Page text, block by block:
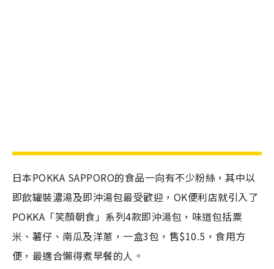
日本POKKA SAPPORO的食品一向有不少粉絲，其中以
即飲罐裝濃湯及即沖湯包最受歡迎，OK便利店就引入了
POKKA「笑顏朝食」系列4款即沖湯包，味道包括粟
米、薯仔、南瓜及洋蔥，一盒3包，售$10.5，食用方
便，最適合懶得煮早餐的人。